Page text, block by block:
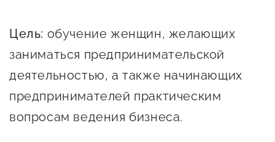
Образовательная поддержка
Поддержка креативного и
инновационно-
технологического
предпринимательства
Цель: обучение женщин, желающих
заниматься предпринимательской
деятельностью, а также начинающих
предпринимателей практическим
вопросам ведения бизнеса.